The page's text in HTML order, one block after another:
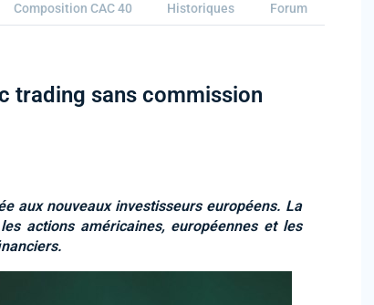
Composition CAC 40 Historiques Forum
trading sans commission
aux nouveaux investisseurs européens. La
actions américaines, européennes et les